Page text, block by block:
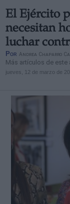
El Ejército
necesitan
luchar
Por Andrea Chaparro
Más artículos de este
jueves, 12 de marzo de
Derechos:
Información
link